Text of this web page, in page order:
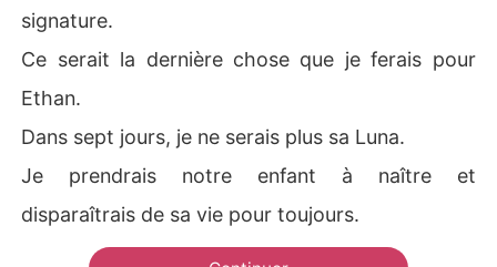
signature.
Ce serait la dernière chose que je ferais pour
Ethan.
Dans sept jours, je ne serais plus sa Luna.
Je prendrais notre enfant à naître et
disparaîtrais de sa vie pour toujours.